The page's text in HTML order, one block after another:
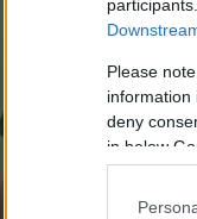
Please
information
deny
in below